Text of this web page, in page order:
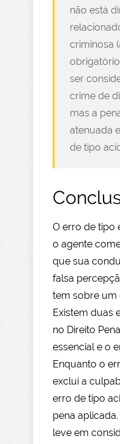
não está
criminosa
ser
crime de
mas a
atenuada
de tipo
O erro de tipo
o agente
que sua
falsa
tem sobre um
Existem duas
no Direito
essencial e o
Enquanto o
exclui a
erro de tipo
pena
leve em